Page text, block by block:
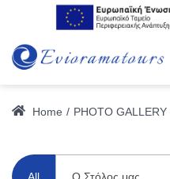
Home PHOTO GALLERY